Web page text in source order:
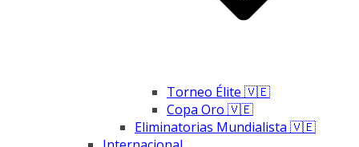
Torneo Élite 🇻🇪
Copa Oro 🇻🇪
Eliminatorias Mundialista 🇻🇪